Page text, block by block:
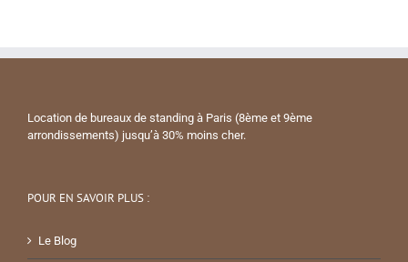
Location de bureaux de standing à Paris (8ème et 9ème
arrondissements) jusqu’à 30% moins cher.
POUR EN SAVOIR PLUS :
Le Blog